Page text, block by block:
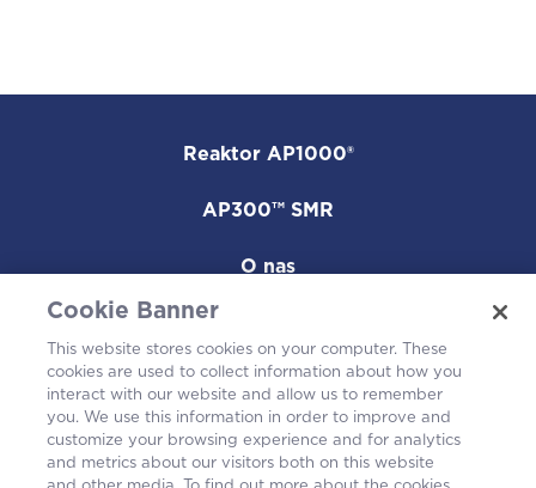
Reaktor AP1000®
AP300™ SMR
O nas
W społeczności
Cookie Banner
This website stores cookies on your computer. These
cookies are used to collect information about how you
interact with our website and allow us to remember
you. We use this information in order to improve and
customize your browsing experience and for analytics
and metrics about our visitors both on this website